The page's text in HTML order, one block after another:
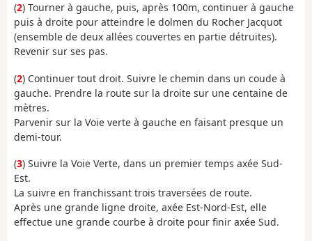
(2) Tourner à gauche, puis, après 100m, continuer à gauche
puis à droite pour atteindre le dolmen du Rocher Jacquot
(ensemble de deux allées couvertes en partie détruites).
Revenir sur ses pas.
(2) Continuer tout droit. Suivre le chemin dans un coude à
gauche. Prendre la route sur la droite sur une centaine de
mètres.
Parvenir sur la Voie verte à gauche en faisant presque un
demi-tour.
(3) Suivre la Voie Verte, dans un premier temps axée Sud-
Est.
La suivre en franchissant trois traversées de route.
Après une grande ligne droite, axée Est-Nord-Est, elle
effectue une grande courbe à droite pour finir axée Sud.